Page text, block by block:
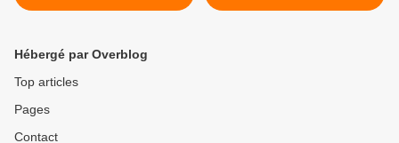
Papillons et Fées.
India... >
Hébergé par Overblog
Top articles
Pages
Contact